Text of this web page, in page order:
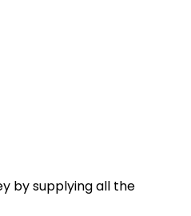
by supplying all the